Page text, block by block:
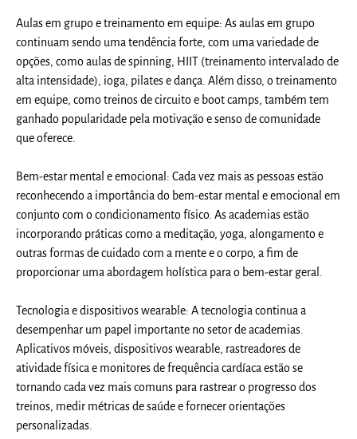
Aulas em grupo e treinamento em equipe: As aulas em grupo
continuam sendo uma tendência forte, com uma variedade de
opções, como aulas de spinning, HIIT (treinamento intervalado de
alta intensidade), ioga, pilates e dança. Além disso, o treinamento
em equipe, como treinos de circuito e boot camps, também tem
ganhado popularidade pela motivação e senso de comunidade
que oferece.
Bem-estar mental e emocional: Cada vez mais as pessoas estão
reconhecendo a importância do bem-estar mental e emocional em
conjunto com o condicionamento físico. As academias estão
incorporando práticas como a meditação, yoga, alongamento e
outras formas de cuidado com a mente e o corpo, a fim de
proporcionar uma abordagem holística para o bem-estar geral.
Tecnologia e dispositivos wearable: A tecnologia continua a
desempenhar um papel importante no setor de academias.
Aplicativos móveis, dispositivos wearable, rastreadores de
atividade física e monitores de frequência cardíaca estão se
tornando cada vez mais comuns para rastrear o progresso dos
treinos, medir métricas de saúde e fornecer orientações
personalizadas.